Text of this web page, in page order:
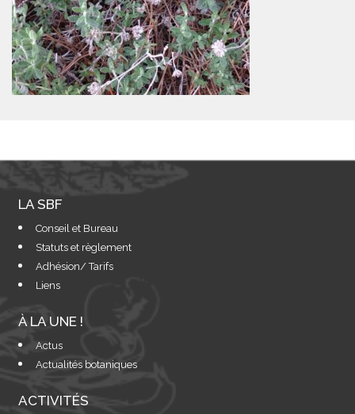
LA SBF
Conseil et Bureau
Statuts et règlement
Adhésion/ Tarifs
Liens
À LA UNE !
Actus
Actualités botaniques
ACTIVITÉS